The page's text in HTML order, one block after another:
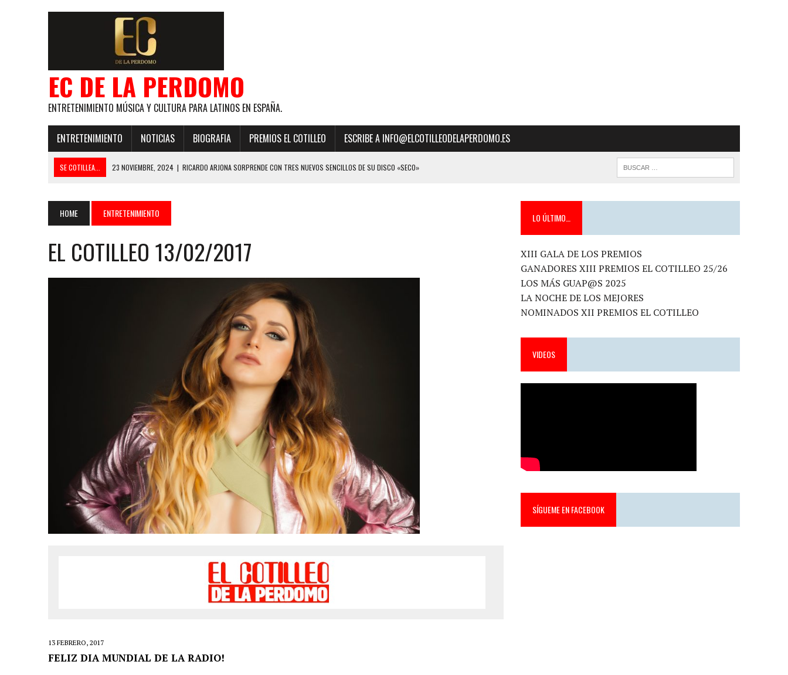
EC DE LA PERDOMO
ENTRETENIMIENTO MÚSICA Y CULTURA PARA LATINOS EN ESPAÑA.
ENTRETENIMIENTO NOTICIAS BIOGRAFIA PREMIOS EL COTILLEO ESCRIBE A INFO@ELCOTILLEODELAPERDOMO.ES
SE COTILLEA... 23 NOVIEMBRE, 2024 | RICARDO ARJONA SORPRENDE CON TRES NUEVOS SENCILLOS DE SU DISCO «SECO»
21 NOVIEMBRE, 2023 | ESLABON ARMADO SE LLEVA A CASA EL PREMIO BILLBOARD DE LA MÚSICA 2023 A “MEJOR CANCIÓN LATINA” POR SU ÉXITO
GLOBAL ELLA BAILA SOLA
31 MARZO, 2023
GRUPO NICHE ANUNCIA SUS FECHAS EN EUROPA
MADRID SE RINDE AL CABALLERO DE LA SALSA
FELIPE PELÁEZ, EL PRÍNCIPE DEL VALLENATO EN LA CANTERA ESTE 17 DE MARZO
FOTOS X GALA DE PREMIOS EL COTILLEO 2023
FRANCY “LA REINA DE LA CANTINA” INVITADA SORPRESA EN LA X GALA DE LOS PREMIOS EL COTILLEO
10 PERSONAS DE LOS 10 AÑOS
NOMINADOS X GALA PREMIOS EL COTILLEO 2023
NOA SÁNCHEZ “LA MUÑEKA” PRESENTA SU DESBARATE!
| “AHORA QUE TE VAS” LO NUEVO DE FRANCY LA REINA DE LA CANTINA!
10 ABRIL, 2022 | ANDY RIVERA ACTÚA EL 29 DE ABRIL EN MADRID!
30 ENERO, 2022 | LOS MEJORES VESTIDOS DE LA GALA
30 ENERO, 2022 | IX GALA LOS QUE GANARON!
5 FEBRERO, 2021 | ESTE LUNES, 15 DE FEBRERO A LAS 10 AM EN EL CANAL DE SANDRA LORENA PERDOMO EN YOUTUBE, «EL COTILLEO DE LA PERDOMO
LIVE»
HOME ENTRETENIMIENTO
EL COTILLEO 13/02/2017
13 FEBRERO, 2017
FELIZ DIA MUNDIAL DE LA RADIO!
LO ÚLTIMO…
XIII GALA DE LOS PREMIOS
GANADORES XIII PREMIOS EL COTILLEO 25/26
LOS MÁS GUAP@S 2025
LA NOCHE DE LOS MEJORES
NOMINADOS XII PREMIOS EL COTILLEO
VIDEOS
SÍGUEME EN FACEBOOK